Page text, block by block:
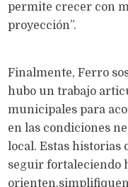
permite crecer con
proyección”.
Finalmente, Ferro
hubo un trabajo
municipales para
en las condiciones
local. Estas historias
seguir fortaleciendo